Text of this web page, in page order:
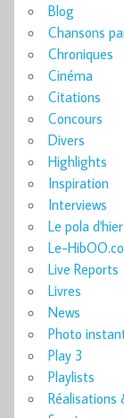
Blog
Chansons
Chroniques
Cinéma
Citations
Concours
Divers
Highlights
Inspiration
Interviews
Le pola
Le-
Live Reports
Livres
News
Photo
Play 3
Playlists
Réalisations